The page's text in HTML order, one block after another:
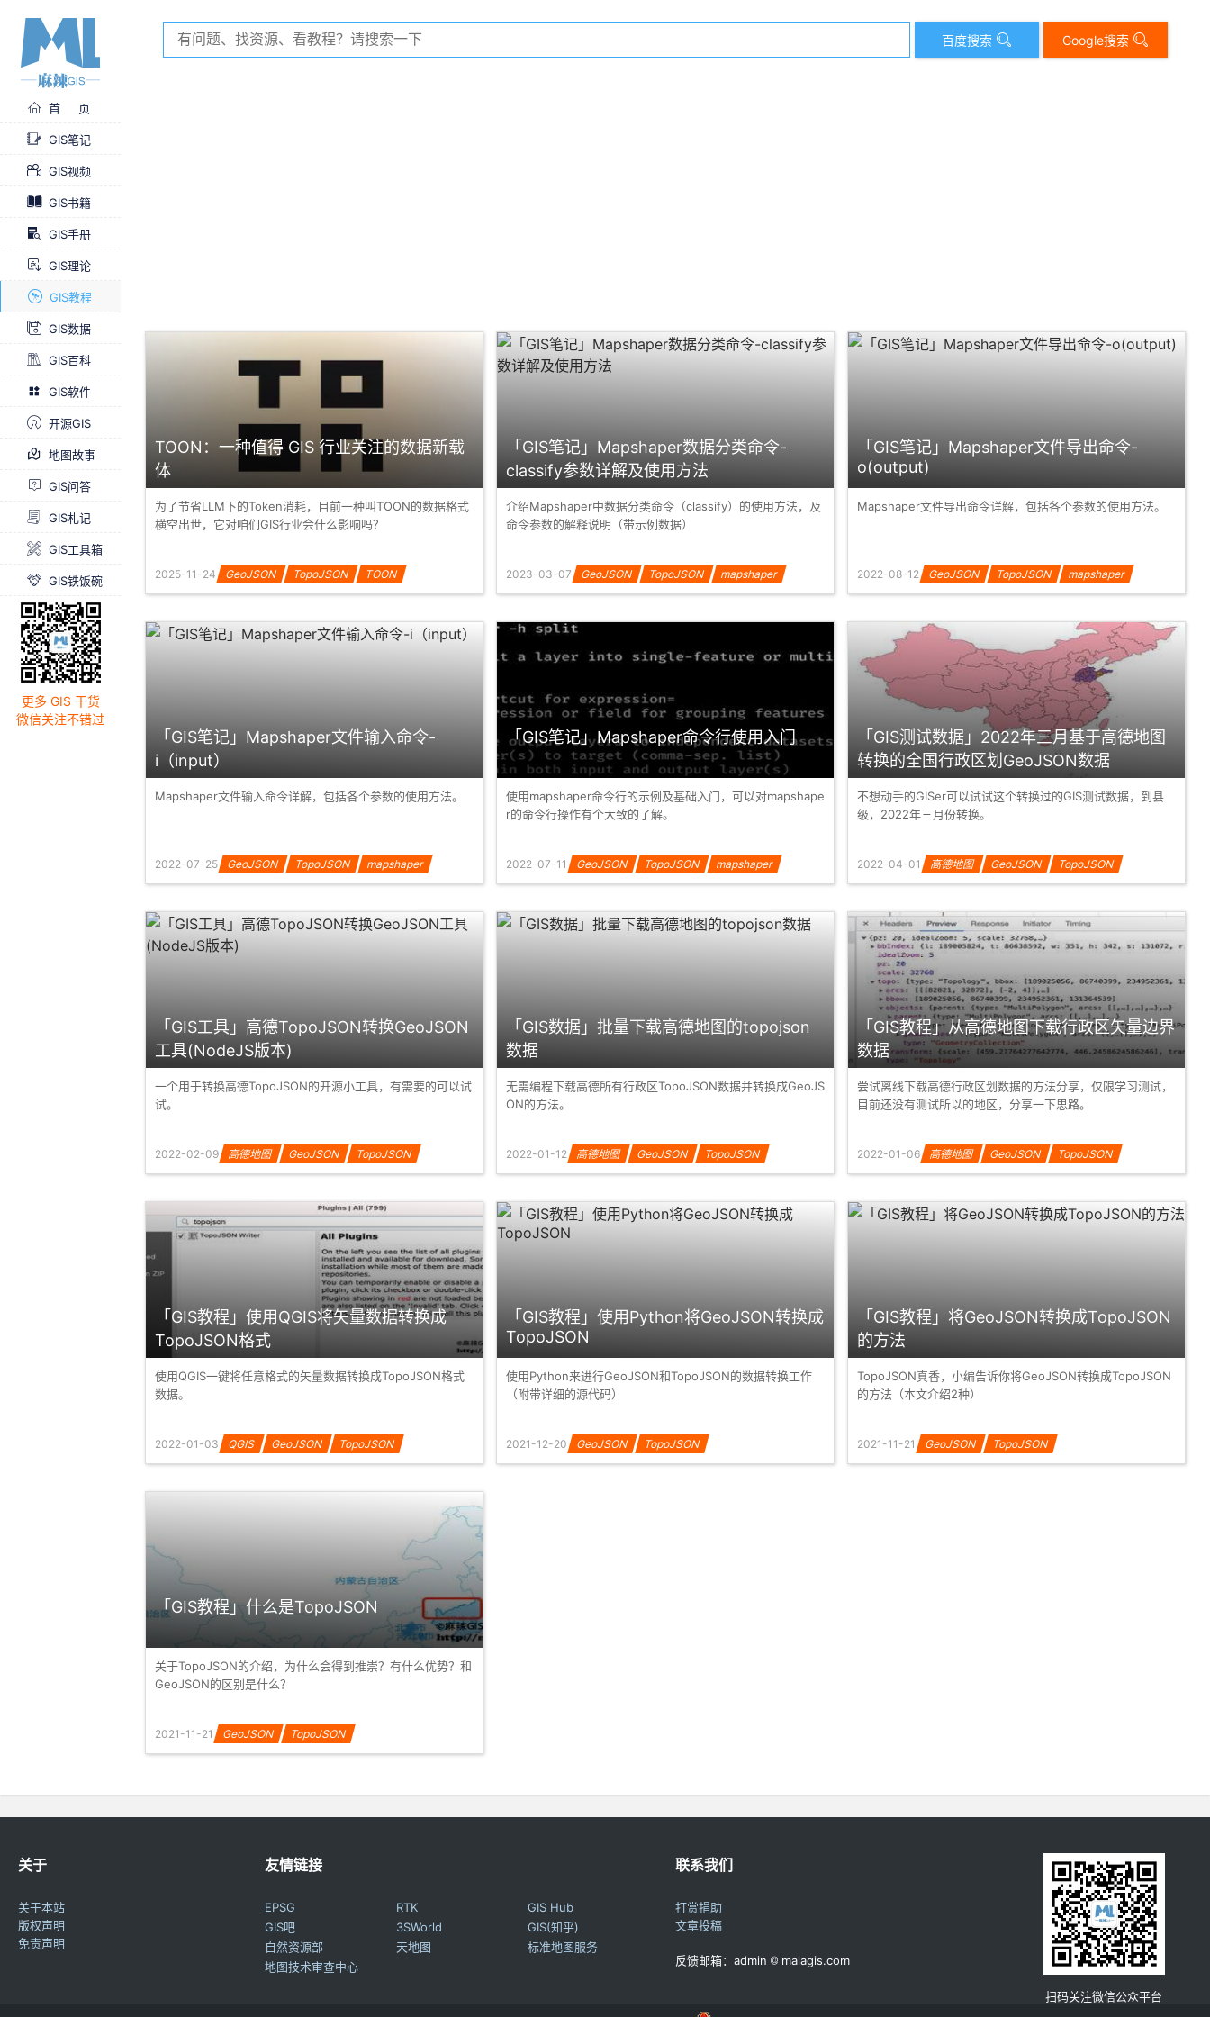
首 页
GIS笔记
GIS视频
GIS书籍
GIS手册
GIS理论
GIS教程
GIS数据
GIS百科
GIS软件
开源GIS
地图故事
GIS问答
GIS札记
GIS工具箱
GIS铁饭碗
更多 GIS 干货
微信关注不错过
百度搜索 Google搜索
TOON：一种值得 GIS 行业关注的数据新载
体
为了节省LLM下的Token消耗，目前一种叫TOON的数据格式
横空出世，它对咱们GIS行业会什么影响吗？
2025-11-24 GeoJSON TopoJSON TOON
「GIS笔记」Mapshaper数据分类命令-
classify参数详解及使用方法
介绍Mapshaper中数据分类命令（classify）的使用方法，及
命令参数的解释说明（带示例数据）
2023-03-07 GeoJSON TopoJSON
mapshaper
数据分类
「GIS笔记」Mapshaper文件导出命令-
o(output)
Mapshaper文件导出命令详解，包括各个参数的使用方法。
2022-08-12 GeoJSON TopoJSON mapshaper
「GIS笔记」Mapshaper文件输入命令-
i（input）
Mapshaper文件输入命令详解，包括各个参数的使用方法。
2022-07-25 GeoJSON TopoJSON mapshaper
「GIS笔记」Mapshaper命令行使用入门
使用mapshaper命令行的示例及基础入门，可以对mapshape
r的命令行操作有个大致的了解。
2022-07-11 GeoJSON TopoJSON mapshaper
「GIS测试数据」2022年三月基于高德地图
转换的全国行政区划GeoJSON数据
不想动手的GISer可以试试这个转换过的GIS测试数据，到县
级，2022年三月份转换。
2022-04-01 高德地图 GeoJSON TopoJSON
「GIS工具」高德TopoJSON转换GeoJSON
工具(NodeJS版本)
一个用于转换高德TopoJSON的开源小工具，有需要的可以试
试。
2022-02-09 高德地图 GeoJSON TopoJSON
「GIS数据」批量下载高德地图的topojson
数据
无需编程下载高德所有行政区TopoJSON数据并转换成GeoJS
ON的方法。
2022-01-12 高德地图 GeoJSON TopoJSON
「GIS教程」从高德地图下载行政区矢量边界
数据
尝试离线下载高德行政区划数据的方法分享，仅限学习测试，
目前还没有测试所以的地区，分享一下思路。
2022-01-06 高德地图 GeoJSON TopoJSON
「GIS教程」使用QGIS将矢量数据转换成
TopoJSON格式
使用QGIS一键将任意格式的矢量数据转换成TopoJSON格式
数据。
2022-01-03 QGIS GeoJSON TopoJSON
「GIS教程」使用Python将GeoJSON转换成
TopoJSON
使用Python来进行GeoJSON和TopoJSON的数据转换工作
（附带详细的源代码）
2021-12-20 GeoJSON TopoJSON
「GIS教程」将GeoJSON转换成TopoJSON
的方法
TopoJSON真香，小编告诉你将GeoJSON转换成TopoJSON
的方法（本文介绍2种）
2021-11-21 GeoJSON TopoJSON
「GIS教程」什么是TopoJSON
关于TopoJSON的介绍，为什么会得到推崇？有什么优势？和
GeoJSON的区别是什么？
2021-11-21 GeoJSON TopoJSON
关于
关于本站
版权声明
免责声明
友情链接
EPSG RTK
GIS Hub
GIS吧
3SWorld
GIS(知乎)
自然资源部
天地图
标准地图服务
地图技术审查中心
联系我们
打赏捐助
文章投稿
反馈邮箱：admin malagis.com
扫码关注微信公众平台